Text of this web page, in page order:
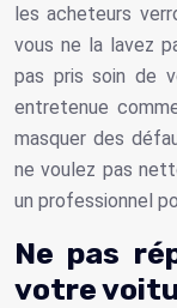
les acheteurs
vous ne la lavez
pas pris soin de
entretenue
masquer des
ne voulez pas
un professionnel
Ne pas
votre